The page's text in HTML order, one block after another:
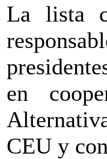
La lista
en
CEU y